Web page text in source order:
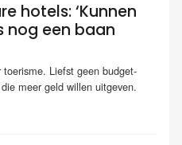
hotels: ‘Kunnen
nog een baan
Liefst geen budget-
meer geld willen uitgeven.